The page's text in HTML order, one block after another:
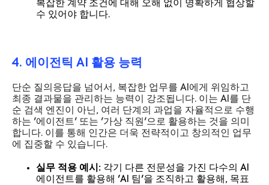
복잡한 계약 조건에 대해 오해 없이 명확하게 협상할
수 있어야 합니다.
4. 에이전틱 AI 활용 능력
단순 질의응답을 넘어서, 복잡한 업무를 AI에게 위임하고
최종 결과물을 관리하는 능력이 강조됩니다. 이는 AI를 단
순 검색 엔진이 아닌, 여러 단계의 과업을 자율적으로 수행
하는 '에이전트' 또는 '가상 직원'으로 활용하는 것을 의미
합니다. 이를 통해 인간은 더욱 전략적이고 창의적인 업무
에 집중할 수 있습니다.
실무 적용 예시: 각기 다른 전문성을 가진 다수의 AI
에이전트를 활용해 'AI 팀'을 조직하고 활용해, 목표